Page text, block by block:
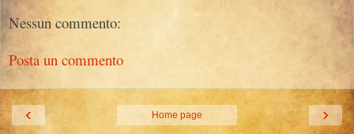
Nessun commento:
Posta un commento
‹ ›
Home page